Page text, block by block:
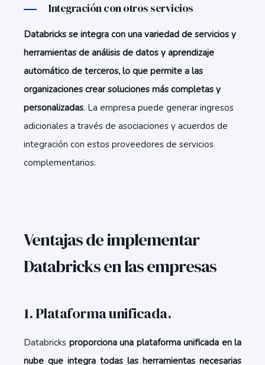
Integración con otros servicios
Databricks se integra con una variedad de servicios y
herramientas de análisis de datos y aprendizaje
automático de terceros, lo que permite a las
organizaciones crear soluciones más completas y
personalizadas. La empresa puede generar ingresos
adicionales a través de asociaciones y acuerdos de
integración con estos proveedores de servicios
complementarios.
Ventajas de implementar
Databricks en las empresas
1. Plataforma unificada.
Databricks proporciona una plataforma unificada en la
nube que integra todas las herramientas necesarias